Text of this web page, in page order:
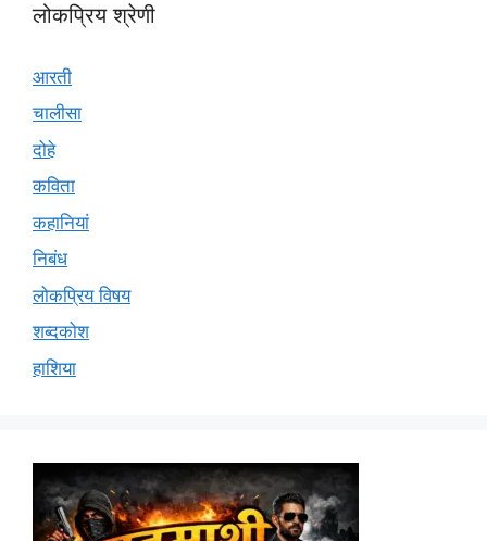
लोकप्रिय श्रेणी
आरती
चालीसा
दोहे
कविता
कहानियां
निबंध
लोकप्रिय विषय
शब्दकोश
हाशिया